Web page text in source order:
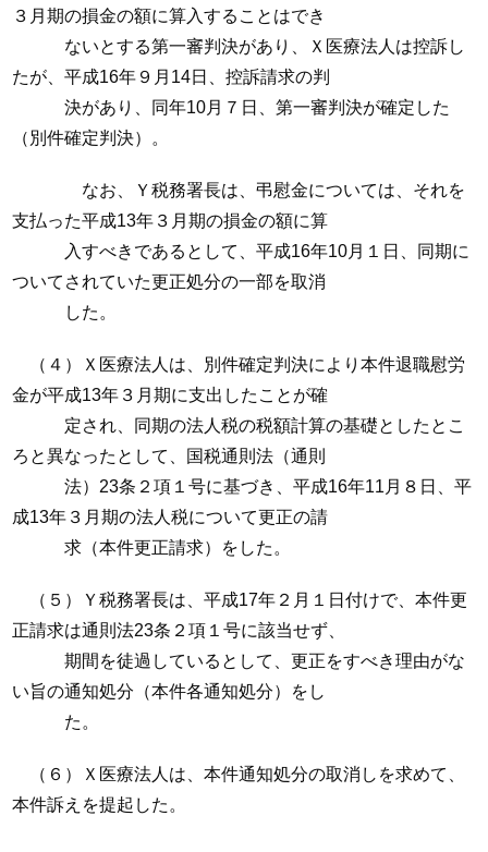
３月期の損金の額に算入することはでき
ないとする第一審判決があり、Ｘ医療法人は控訴し
たが、平成16年９月14日、控訴請求の判
決があり、同年10月７日、第一審判決が確定した
（別件確定判決）。
なお、Ｙ税務署長は、弔慰金については、それを
支払った平成13年３月期の損金の額に算
入すべきであるとして、平成16年10月１日、同期に
ついてされていた更正処分の一部を取消
した。
（４）Ｘ医療法人は、別件確定判決により本件退職慰労
金が平成13年３月期に支出したことが確
定され、同期の法人税の税額計算の基礎としたとこ
ろと異なったとして、国税通則法（通則
法）23条２項１号に基づき、平成16年11月８日、平
成13年３月期の法人税について更正の請
求（本件更正請求）をした。
（５）Ｙ税務署長は、平成17年２月１日付けで、本件更
正請求は通則法23条２項１号に該当せず、
期間を徒過しているとして、更正をすべき理由がな
い旨の通知処分（本件各通知処分）をし
た。
（６）Ｘ医療法人は、本件通知処分の取消しを求めて、
本件訴えを提起した。